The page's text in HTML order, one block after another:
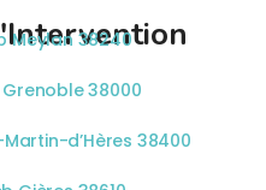
Meylan 38240
38000
d’Hères 38400